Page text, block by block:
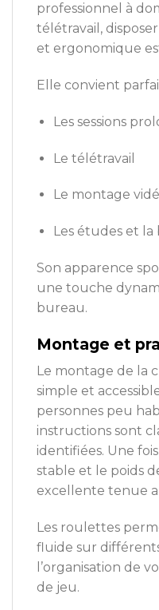
professionnel à
télétravail,
et ergonomique
Elle convient
Les sessions
Le télétravail
Le montage
Les études et
Son apparence
une touche
bureau.
Montage et
Le montage de la
simple et
personnes peu
instructions sont
identifiées. Une
stable et le poids
excellente tenue
Les roulettes
fluide sur
l’organisation de
de jeu.